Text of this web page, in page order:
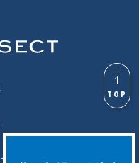
ポリシー
TOP